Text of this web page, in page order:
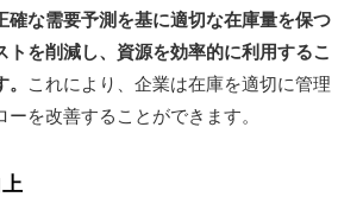
確な需要予測を基に適切な在庫量を保つ
トを削減し、資源を効率的に利用するこ
これにより、企業は在庫を適切に管理
ーを改善することができます。